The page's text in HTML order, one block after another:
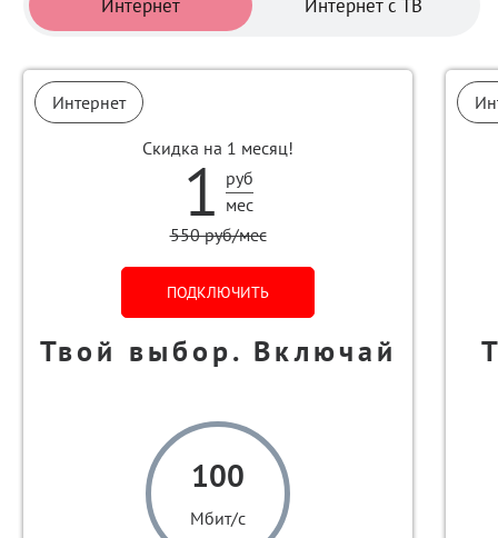
Интернет Интернет с ТВ
Интернет
Скидка на 1 месяц!
1 руб
мес
550 руб/мес
ПОДКЛЮЧИТЬ
Твой выбор. Включай
100
Мбит/с